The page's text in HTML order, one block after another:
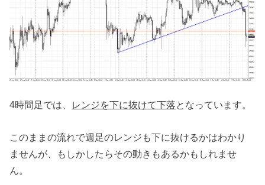
4時間足では、 レンジを下に抜けて下落となっています。
このままの流れで週足のレンジも下に抜けるかはわかり
ませんが、もしかしたらその動きもあるかもしれませ
ん。